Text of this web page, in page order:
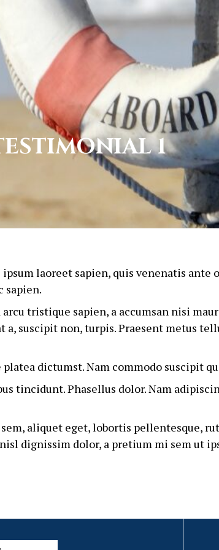
1
laoreet sapien, quis venenatis ante
sapien.
tristique sapien, a accumsan nisi
suscipit non, turpis. Praesent metus
dictumst. Nam commodo suscipit
tincidunt. Phasellus dolor. Nam
aliquet eget, lobortis pellentesque,
dignissim dolor, a pretium mi sem ut